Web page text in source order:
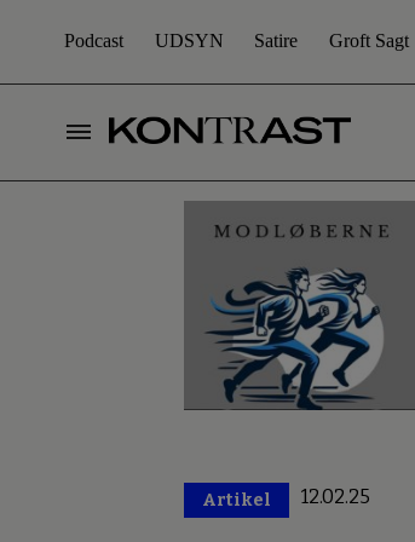
Podcast UDSYN Satire Groft Sagt
Artikel 12.02.25